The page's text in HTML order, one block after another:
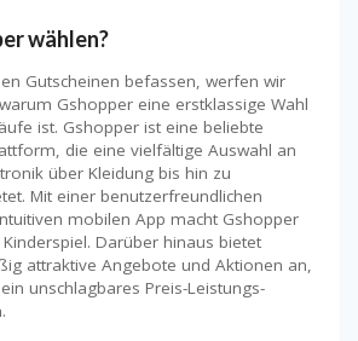
wählen?
Gutscheinen befassen, werfen wir
Gshopper eine erstklassige Wahl
ist. Gshopper ist eine beliebte
die eine vielfältige Auswahl an
über Kleidung bis hin zu
Mit einer benutzerfreundlichen
mobilen App macht Gshopper
Darüber hinaus bietet
attraktive Angebote und Aktionen an,
unschlagbares Preis-Leistungs-